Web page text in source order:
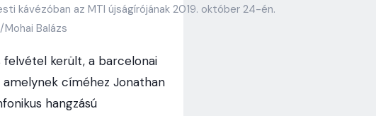
kávézóban az MTI újságírójának 2019. október 24-én.
Mohai Balázs
felvétel került, a barcelonai
címéhez Jonathan
hangzású